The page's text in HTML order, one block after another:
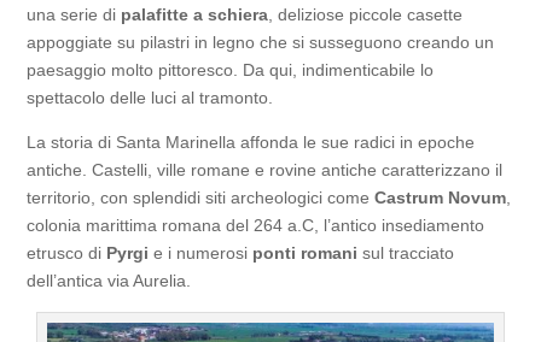
una serie di palafitte a schiera, deliziose piccole casette
appoggiate su pilastri in legno che si susseguono creando un
paesaggio molto pittoresco. Da qui, indimenticabile lo
spettacolo delle luci al tramonto.
La storia di Santa Marinella affonda le sue radici in epoche
antiche. Castelli, ville romane e rovine antiche caratterizzano il
territorio, con splendidi siti archeologici comeCastrum Novum,
colonia marittima romana del 264 a.C, l’antico insediamento
etrusco di Pyrgi e i numerosi ponti romanisul tracciato
dell’antica via Aurelia.